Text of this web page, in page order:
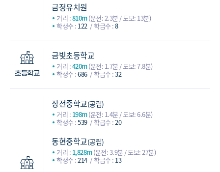
금정유치원
거리 :810m(운전: 2.3분 / 도보: 13분)
학생수 : 122 학급수 :8
초등학교
금빛초등학교
거리 :420m(운전: 1.7분 / 도보: 7.8분)
학생수 :686 학급수 :32
장전중학교(공립)
거리 : 198m(운전: 1.4분 / 도보: 6.6분)
학생수 :539 학급수 :20
동현중학교(공립)
거리 : 1,828m(운전: 3.9분 / 도보: 27분)
학생수 :214 학급수 : 13